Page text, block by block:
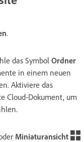
.
das Symbol Ordner
in einem neuen
Aktiviere das
Cloud-Dokument, um
Miniaturansicht